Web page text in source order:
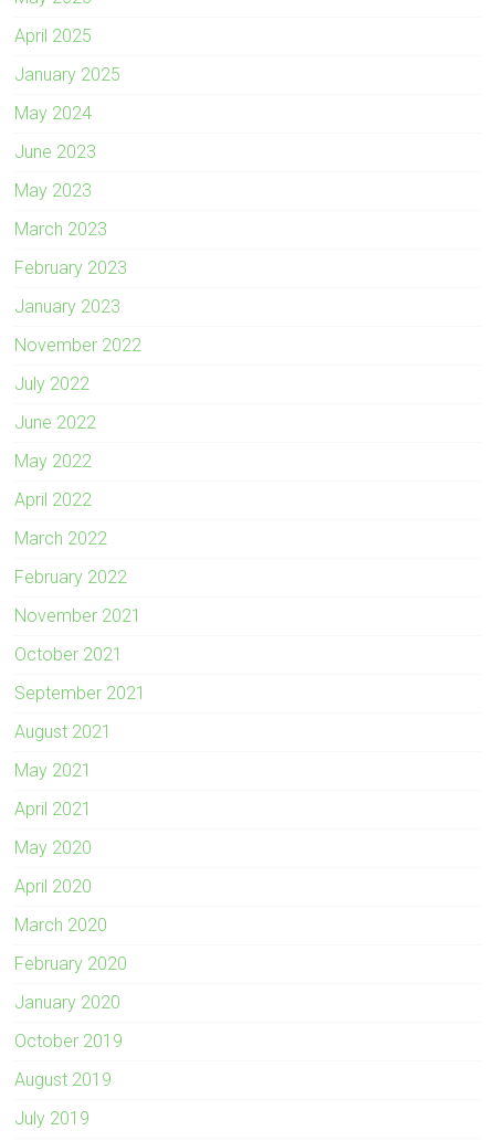
April 2025
January 2025
May 2024
June 2023
May 2023
March 2023
February 2023
January 2023
November 2022
July 2022
June 2022
May 2022
April 2022
March 2022
February 2022
November 2021
October 2021
September 2021
August 2021
May 2021
April 2021
May 2020
April 2020
March 2020
February 2020
January 2020
October 2019
August 2019
July 2019